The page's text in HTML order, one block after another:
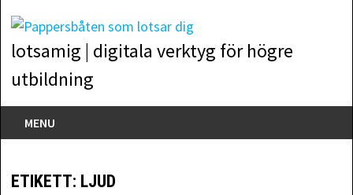
to
content
lotsamig | digitala verktyg för högre
utbildning
MENU
ETIKETT: LJUD